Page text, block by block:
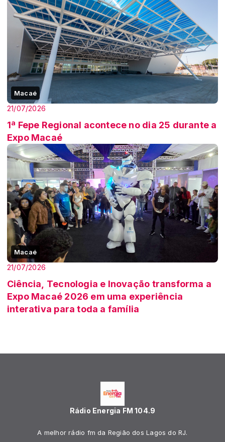
Macaé
21/07/2026
1ª Fepe Regional acontece no dia 25 durante a
Expo Macaé
Macaé
21/07/2026
Ciência, Tecnologia e Inovação transforma a
Expo Macaé 2026 em uma experiência
interativa para toda a família
Rádio Energia FM 104.9
A melhor rádio fm da Região dos Lagos do RJ.